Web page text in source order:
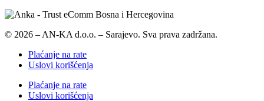
© 2026 – AN-KA d.o.o. – Sarajevo. Sva prava zadržana.
Plaćanje na rate
Uslovi korišćenja
Plaćanje na rate
Uslovi korišćenja